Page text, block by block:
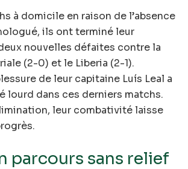
à domicile en raison de l’absence
ils ont terminé leur
nouvelles défaites contre la
(2-0) et le Liberia (2-1).
de leur capitaine Luís Leal a
lourd dans ces derniers matchs.
leur combativité laisse
parcours sans relief